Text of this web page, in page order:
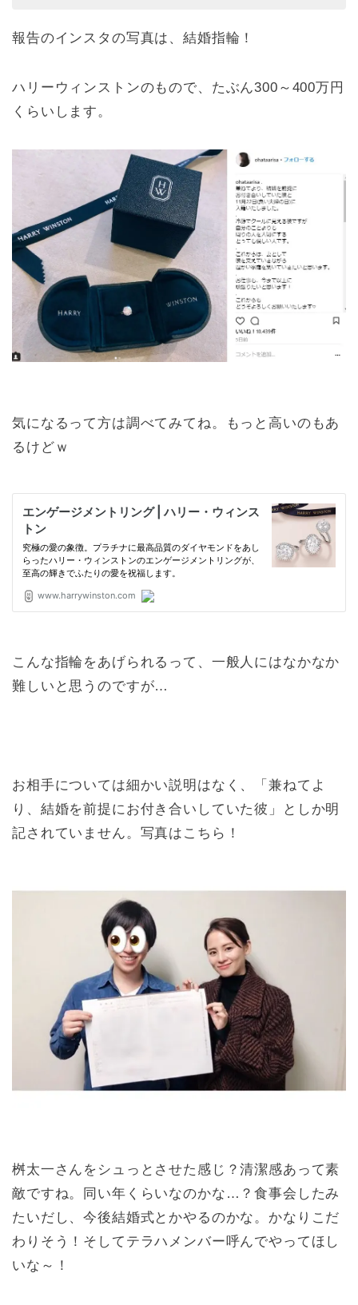
報告のインスタの写真は、結婚指輪！
ハリーウィンストンのもので、たぶん300～400万円
くらいします。
気になるって方は調べてみてね。もっと高いのもあ
るけどｗ
こんな指輪をあげられるって、一般人にはなかなか
難しいと思うのですが…
お相手については細かい説明はなく、「兼ねてよ
り、結婚を前提にお付き合いしていた彼」としか明
記されていません。写真はこちら！
桝太一さんをシュっとさせた感じ？清潔感あって素
敵ですね。同い年くらいなのかな…？食事会したみ
たいだし、今後結婚式とかやるのかな。かなりこだ
わりそう！そしてテラハメンバー呼んでやってほし
いな～！